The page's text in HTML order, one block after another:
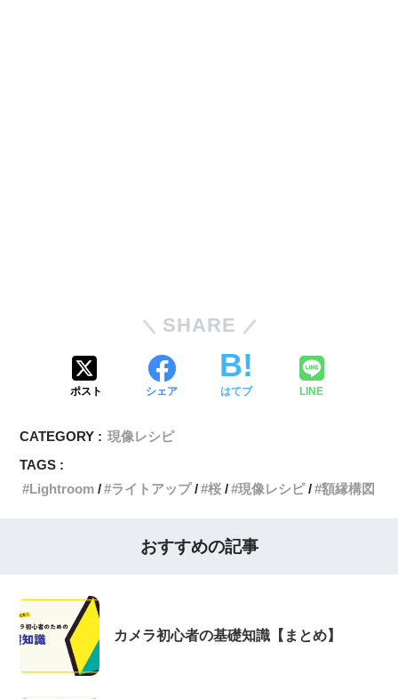
SHARE
ポスト シェア はてブ LINE
CATEGORY : 現像レシピ
TAGS :
Lightroom
ライトアップ 桜 現像レシピ 額縁構図
おすすめの記事
カメラ初心者の基礎知識【まとめ】